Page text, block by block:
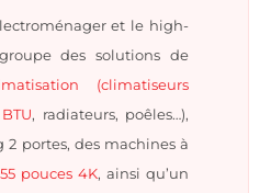
et le high-
des solutions de
(climatiseurs
, radiateurs, poêles…),
2 portes, des machines à
pouces 4K, ainsi qu’un